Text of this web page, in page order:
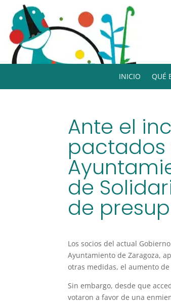
INICIO QUÉ
Ante el
pactados
de
de
Los socios del actual
Ayuntamiento de Zaragoza,
otras medidas, el aumento
Sin embargo, desde que
votaron a favor de una